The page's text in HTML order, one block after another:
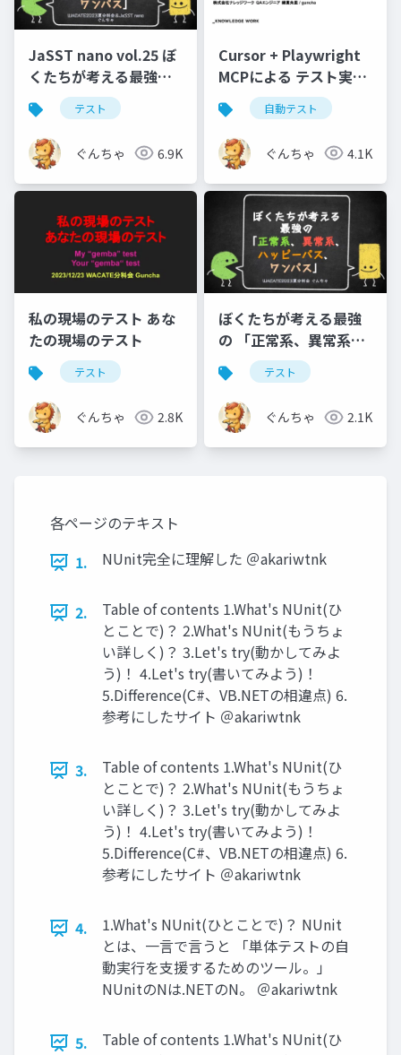
JaSST nano vol.25 ぼ
くたちが考える最強の
「正常系、異常系、 ハ
ッピーパス、ワンパ
ス」
テスト
ぐんちゃ 6.9K
Cursor + Playwright
MCPによる テスト実行
のトライアル
自動テスト
ぐんちゃ 4.1K
私の現場のテスト あな
たの現場のテスト
テスト
ぐんちゃ 2.8K
ぼくたちが考える最強
の 「正常系、異常系、
ハッピーパス、ワンパ
ス」分科会ワーク前
テスト
ぐんちゃ 2.1K
各ページのテキスト
1.
NUnit完全に理解した ＠akariwtnk
2.
Table of contents 1.What's NUnit(ひ
とことで)？ 2.What's NUnit(もうちょ
い詳しく)？ 3.Let's try(動かしてみよ
う)！ 4.Let's try(書いてみよう)！
5.Difference(C#、VB.NETの相違点) 6.
参考にしたサイト ＠akariwtnk
3.
Table of contents 1.What's NUnit(ひ
とことで)？ 2.What's NUnit(もうちょ
い詳しく)？ 3.Let's try(動かしてみよ
う)！ 4.Let's try(書いてみよう)！
5.Difference(C#、VB.NETの相違点) 6.
参考にしたサイト ＠akariwtnk
4.
1.What's NUnit(ひとことで)？ NUnit
とは、⼀⾔で⾔うと 「単体テストの⾃
動実⾏を⽀援するためのツール。」
NUnitのNは.NETのN。 ＠akariwtnk
5.
Table of contents 1.What's NUnit(ひ